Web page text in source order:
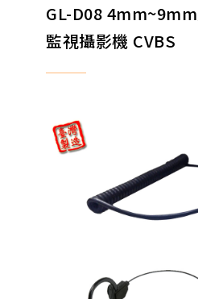
GL-D08
監視攝影機 CVBS